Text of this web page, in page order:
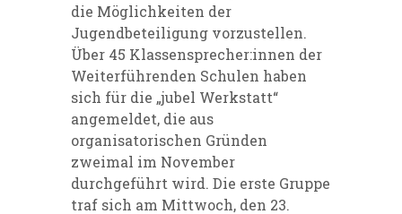
die Möglichkeiten der
Jugendbeteiligung vorzustellen.
Über 45 Klassensprecher:innen der
Weiterführenden Schulen haben
sich für die „jubel Werkstatt“
angemeldet, die aus
organisatorischen Gründen
zweimal im November
durchgeführt wird. Die erste Gruppe
traf sich am Mittwoch, den 23.